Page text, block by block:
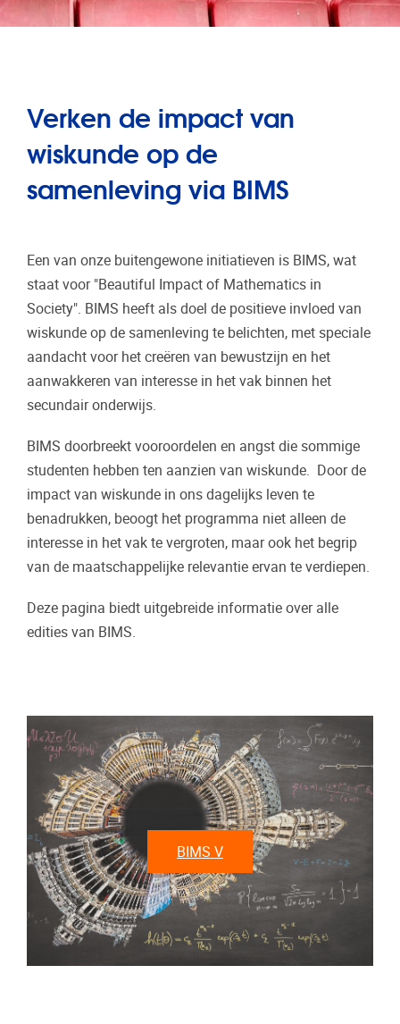
Verken de impact van
wiskunde op de
samenleving via BIMS
Een van onze buitengewone initiatieven is BIMS, wat
staat voor "Beautiful Impact of Mathematics in
Society". BIMS heeft als doel de positieve invloed van
wiskunde op de samenleving te belichten, met speciale
aandacht voor het creëren van bewustzijn en het
aanwakkeren van interesse in het vak binnen het
secundair onderwijs.
BIMS doorbreekt vooroordelen en angst die sommige
studenten hebben ten aanzien van wiskunde. Door de
impact van wiskunde in ons dagelijks leven te
benadrukken, beoogt het programma niet alleen de
interesse in het vak te vergroten, maar ook het begrip
van de maatschappelijke relevantie ervan te verdiepen.
Deze pagina biedt uitgebreide informatie over alle
edities van BIMS.
BIMS V